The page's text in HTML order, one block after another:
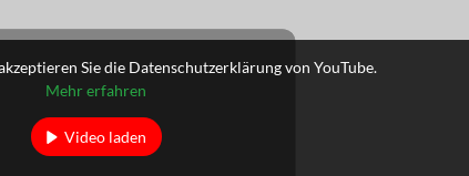
Sie die Datenschutzerklärung von YouTube.
Mehr erfahren
Video laden